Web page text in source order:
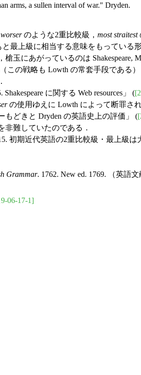
arms, a sullen interval of war." Dryden.
worserのような2重比較級， most straitest
最上級に相当する意味をもっている
玉にあがっているのは Shakespeare,
この戦略も Lowth の常套手段である）
に関する Web resources」 (
の使用ゆえに Lowth によって断罪さ
もどきと Dryden の英語史上の評価」 (
非難していたのである．
初期近代英語の2重比較級・最上級は
Grammar. 1762. New ed. 1769. （英語
06-17-1]